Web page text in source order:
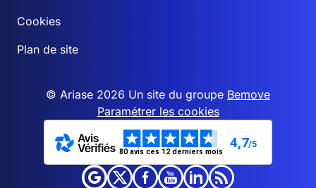
Cookies
Plan de site
© Ariase 2026 Un site du groupe Bemove
Paramétrer les cookies
80 avis ces 12 derniers mois
4,7/5